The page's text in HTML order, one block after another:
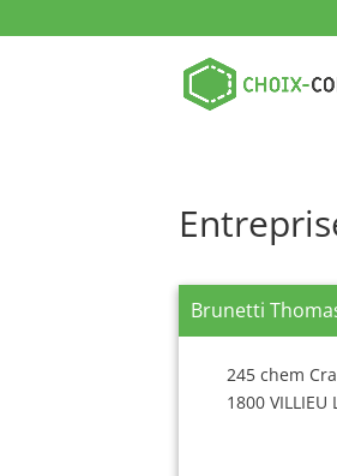
Brunetti
245 chem
1800 VILLIEU